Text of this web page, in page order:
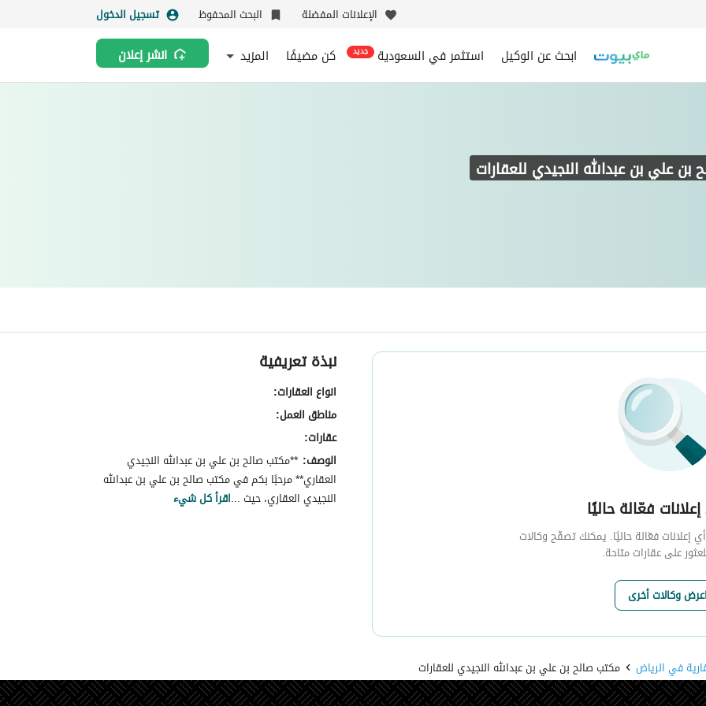
الإعلانات المفضلة البحث المحفوظ تسجيل الدخول
ابحث عن الوكيل استثمر في السعودية جديد كن مضيفًا المزيد انشر إعلان
علي بن عبدالله النجيدي للعقارات
فعّالة حاليًا
إعلانات فعّالة حاليًا. يمكنك تصفّح وكالات
على عقارات متاحة.
اعرض وكالات أخرى
في الرياض مكتب صالح بن علي بن عبدالله النجيدي للعقارات
نبذة تعريفية
انواع العقارات:
مناطق العمل:
عقارات:
الوصف: **مكتب صالح بن علي بن عبدالله النجيدي
العقاري** مرحبًا بكم في مكتب صالح بن علي بن عبدالله
النجيدي العقاري، حيث ...اقرأ كل شيء